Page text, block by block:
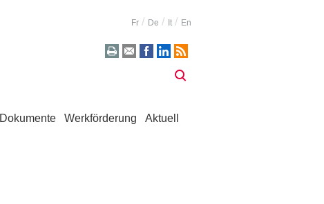
Fr De It En
Dokumente Werkförderung Aktuell